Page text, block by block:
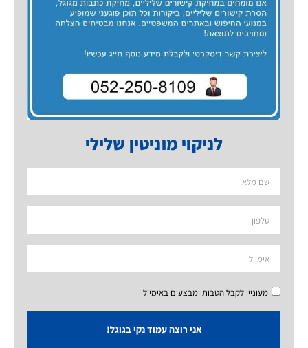
לניקוי מוניטין שלילי
מעוניין לקבל הטבות ומבצעים באימייל
אני רוצה עמוד נקי בגוגל!